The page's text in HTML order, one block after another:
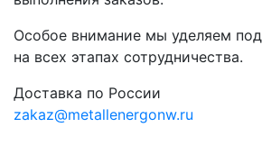
Особое внимание мы уделяем
на всех этапах сотрудничества.
Доставка по России
zakaz@metallenergonw.ru